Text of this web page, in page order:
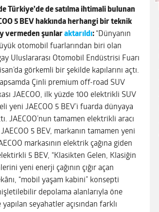
Türkiye’de de satılma ihtimali bulunan
5 BEV hakkında herhangi bir teknik
vermeden şunlaraktarıldı: “Dünyanın
otomobil fuarlarından biri olan
Uluslararası Otomobil Endüstrisi Fuarı
görkemli bir şekilde kapılarını açtı.
Çinli premium off-road SUV
JAECOO, ilk yüzde 100 elektrikli SUV
yeni JAECOO 5 BEV’i fuarda dünyaya
JAECOO’nun tamamen elektrikli aracı
5 BEV, markanın tamamen yeni
markasının elektrik çağına giden
5 BEV, “Klasikten Gelen, Klasiğin
yeni enerji çağının çığır açan
“mobil yaşam kabini” konsepti
depolama alanlarıyla öne
seyahatler açısından farklı